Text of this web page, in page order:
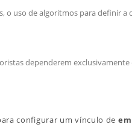
uso de algoritmos para definir a
dependerem exclusivamente
configurar um vínculo de